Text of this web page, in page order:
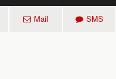
Mail SMS